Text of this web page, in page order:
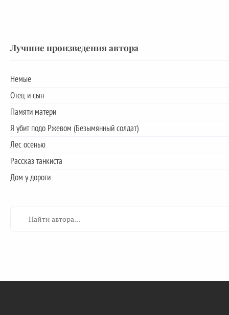
Лучшие произведения автора
Немые
Отец и сын
Памяти матери
Я убит подо Ржевом (Безымянный солдат)
Лес осенью
Рассказ танкиста
Дом у дороги